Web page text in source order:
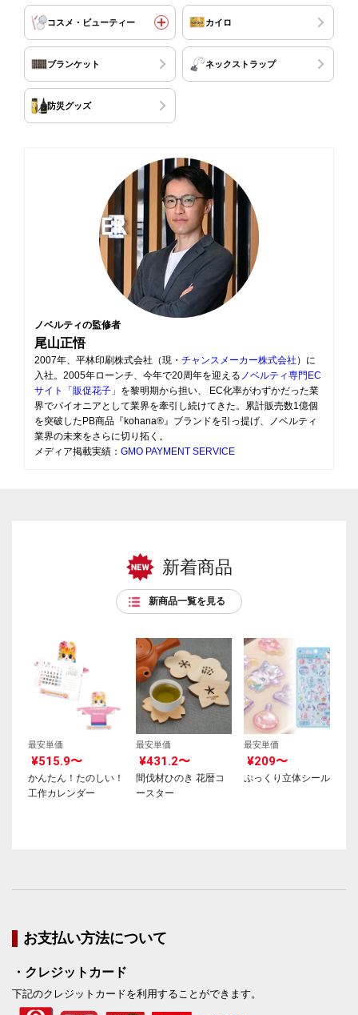
コスメ・ビューティー カイロ
ブランケット ネックストラップ
防災グッズ
ノベルティの監修者
尾山正悟
2007年、平林印刷株式会社（現・ チャンスメーカー株式会社 ）に
入社。2005年ローンチ、今年で20周年を迎える ノベルティ専門EC
サイト「販促花子」 を黎明期から担い、 EC化率がわずかだった業
界でパイオニアとして業界を牽引し続けてきた。累計販売数1億個
を突破したPB商品『kohana®』ブランドを引っ提げ、ノベルティ
業界の未来をさらに切り拓く。
メディア掲載実績： GMO PAYMENT SERVICE
新着商品
新商品一覧を見る
最安単価
¥515.9〜
かんたん！たのしい！
工作カレンダー
最安単価
¥431.2〜
間伐材ひのき 花暦コ
ースター
最安単価
¥209〜
ぷっくり立体シール
お支払い方法について
・クレジットカード
下記のクレジットカードを利用することができます。